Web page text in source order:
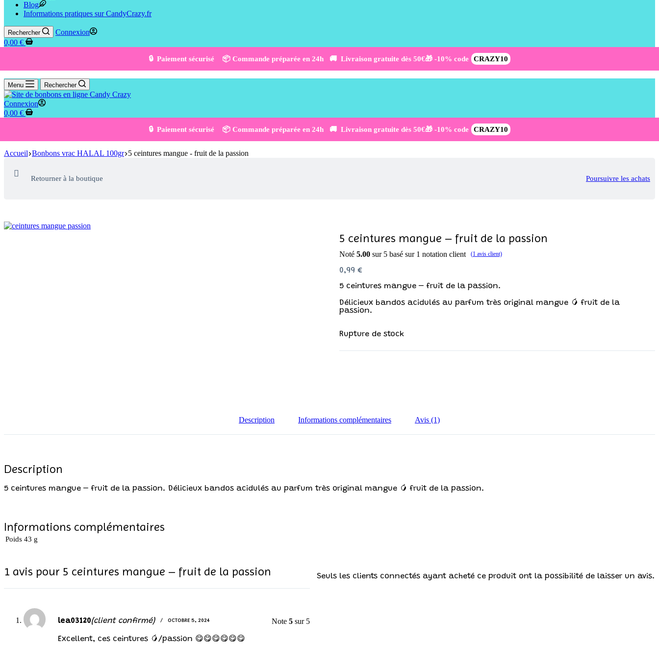
Blog
Informations pratiques sur CandyCrazy.fr
Rechercher
Connexion
0,00 €
🔒 Paiement sécurisé 📦 Commande préparée en 24h 🚚 Livraison gratuite dès 50€🎁 -10% code CRAZY10
Menu Rechercher
Connexion
0,00 €
🔒 Paiement sécurisé 📦 Commande préparée en 24h 🚚 Livraison gratuite dès 50€🎁 -10% code CRAZY10
Accueil Bonbons vrac HALAL 100gr 5 ceintures mangue - fruit de la passion
Poursuivre les achats
Retourner à la boutique
5 ceintures mangue – fruit de la passion
Noté 5.00 sur 5 basé sur 1 notation client (1 avis client)
0,99 €
5 ceintures mangue – fruit de la passion.
Délicieux bandos acidulés au parfum très original mangue 🥭 fruit de la
passion.
Rupture de stock
Description Informations complémentaires Avis (1)
Description
5 ceintures mangue – fruit de la passion. Délicieux bandos acidulés au parfum très original mangue 🥭 fruit de la passion.
Informations complémentaires
Poids 43 g
1 avis pour 5 ceintures mangue – fruit de la passion
Note5 sur 5
lea03120(client confirmé) OCTOBRE 5, 2024
Excellent, ces ceintures 🥭/passion 😋😋😋😋😋😋
Seuls les clients connectés ayant acheté ce produit ont la possibilité de laisser un avis.